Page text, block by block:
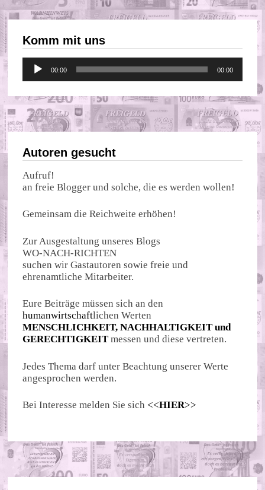
Komm mit uns
Audio-
Player
00:00 00:00
Autoren gesucht
Aufruf!
an freie Blogger und solche, die es werden wollen!
Gemeinsam die Reichweite erhöhen!
Zur Ausgestaltung unseres Blogs
WO-NACH-RICHTEN
suchen wir Gastautoren sowie freie und
ehrenamtliche Mitarbeiter.
Eure Beiträge müssen sich an den
humanwirtschaftlichen Werten
MENSCHLICHKEIT, NACHHALTIGKEIT und
GERECHTIGKEIT messen und diese vertreten.
Jedes Thema darf unter Beachtung unserer Werte
angesprochen werden.
Bei Interesse melden Sie sich <<HIER>>